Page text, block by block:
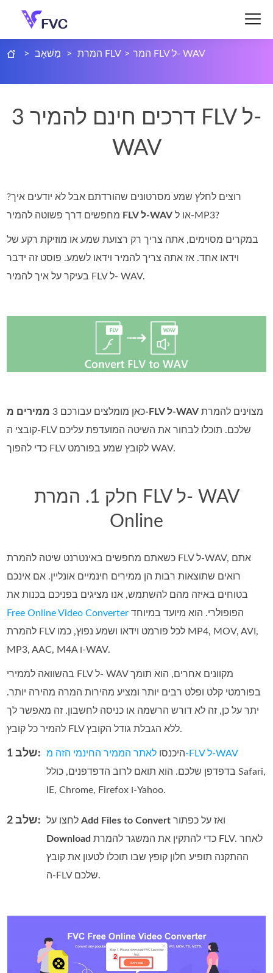
> מַשׁאָב > המרת FLV > המר FLV ל- WAV
3 דרכים חינם להמיר FLV ל-
WAV
רוצים לחלץ שמע מסרטונים שהורדתם אבל לא יודעים איך?
FLV ל‑WAV או ל‑MP3?
במקרים מסוימים, אתה צריך רק רצועת שמע או מוזיקת רקע של
וידאו אחד. אז אתה צריך להמיר וידאו לשמע. פוסט זה ידבר
בעיקר על איך להמיר FLV ל- WAV.
כאן מומלצים עבורכם 3 ממירים מ‑FLV ל‑WAV מצוינים להמרת
קובצי ה‑FLV שלכם. תוכלו לבחור את השיטה המועדפת עליכם
כדי להפוך FLV לקובץ שמע בפורמט WAV.
חלק 1. המרת FLV ל- WAV
Online
כשאתם מחפשים באינטרנט שיטה להמרת FLV ל‑WAV, אתם
רואים שתוצאות רבות הן ממירים חינמיים אונליין. אם אינכם
בטוחים באיזה מהם להשתמש, אנו מציגים בפניכם בכנות את
Free Online Video Converter הפופולרי. הוא מיועד במיוחד
להמרת FLV לכל פורמט וידאו ושמע נפוץ, כמו MP4,‏ MOV,‏ AVI,‏
MP3,‏ AAC,‏ M4A ו‑WAV.
בהשוואה לממירי FLV ל- WAV מקוונים אחרים, הוא תומך
בפורמטי קלט ופלט רבים יותר ומציע מהירות המרה מהירה יותר.
יתר על כן, זה לא דורש הרשמה או כניסה לחשבון. זה מאפשר לך
להמיר כל קובץ FLV ללא הגבלת גודל הקובץ.
שלב 1: היכנסו
לאתר הממיר החינמי הזה מ‑FLV ל‑WAV
בדפדפן שלכם. הוא תואם לרוב הדפדפנים, כולל Safari,‏
IE,‏ Chrome,‏ Firefox ו‑Yahoo.
שלב 2: לחצו עלAdd Files to Convert ואז על כפתור
Download כדי להתקין את המשגר להמרת FLV. לאחר
ההתקנה תופיע חלון קופץ שבו תוכלו לטעון את קובץ
ה‑FLV שלכם.